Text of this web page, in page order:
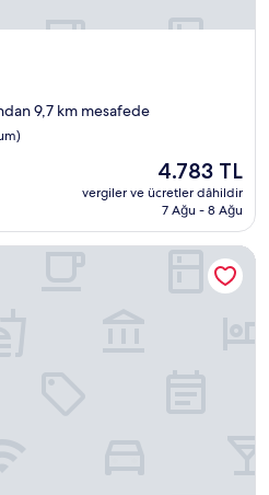
9,7 km mesafede
Güncel
fiyat:
4.783 TL
4.783 TL
vergiler ve ücretler dâhildir
7 Ağu - 8 Ağu